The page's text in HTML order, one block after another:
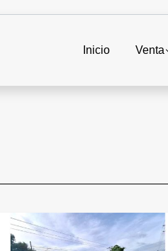
Inicio Venta